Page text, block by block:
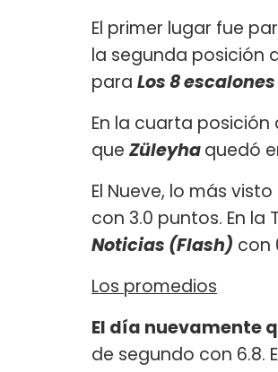
El primer lugar fue
la segunda posición
para Los 8
En la cuarta posición
que Züleyhaquedó
El Nueve, lo más
con 3.0 puntos. En la
Noticias (Flash) con
Los promedios
El día nuevamente
de segundo con 6.8.